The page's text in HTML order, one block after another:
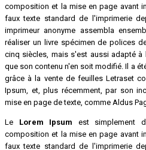
composition et la mise en page avant
faux texte standard de l'imprimerie
imprimeur anonyme assembla
réaliser un livre spécimen de polices
cinq siècles, mais s'est aussi adapté à
que son contenu n'en soit modifié. Il a
grâce à la vente de feuilles Letraset
Ipsum, et, plus récemment, par son
mise en page de texte, comme Aldus
Le Lorem Ipsum est simplement
composition et la mise en page avant
faux texte standard de l'imprimerie